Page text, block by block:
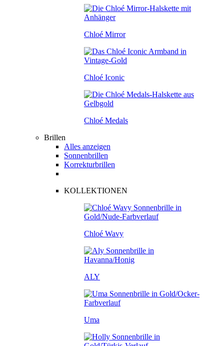
Chloé Mirror
Chloé Iconic
Chloé Medals
Brillen
Alles anzeigen
Sonnenbrillen
Korrekturbrillen
KOLLEKTIONEN
Chloé Wavy
ALY
Uma